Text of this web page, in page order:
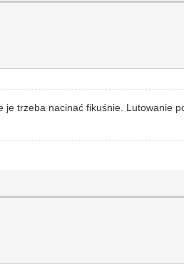
trzeba nacinać fikuśnie. Lutowanie